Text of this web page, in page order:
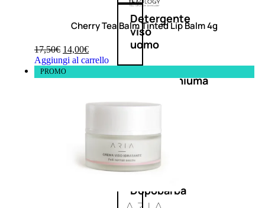
Detergente
viso
uomo
Docciaschiuma
Shampoo
uomo
Dopobarba
Cherry Tea Balm Tinted Lip Balm 4g
17,50€ 14,00€
Aggiungi al carrello
PROMO